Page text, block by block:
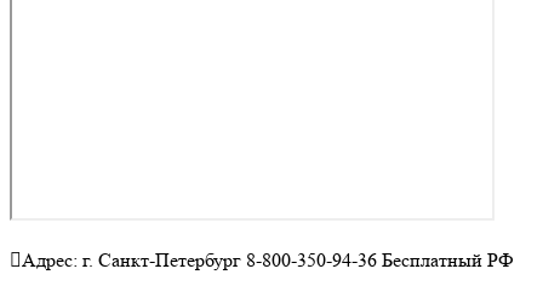
Адрес: г. Санкт-Петербург 8-800-350-94-36 Бесплатный РФ